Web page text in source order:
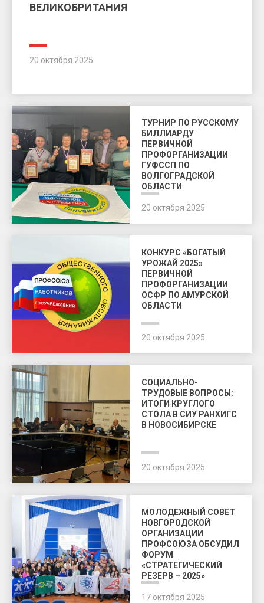
ВЕЛИКОБРИТАНИЯ
20 октября 2025
ТУРНИР ПО РУССКОМУ
БИЛЛИАРДУ
ПЕРВИЧНОЙ
ПРОФОРГАНИЗАЦИИ
ГУФССП ПО
ВОЛГОГРАДСКОЙ
ОБЛАСТИ
20 октября 2025
КОНКУРС «БОГАТЫЙ
УРОЖАЙ 2025»
ПЕРВИЧНОЙ
ПРОФОРГАНИЗАЦИИ
ОСФР ПО АМУРСКОЙ
ОБЛАСТИ
20 октября 2025
СОЦИАЛЬНО-
ТРУДОВЫЕ ВОПРОСЫ:
ИТОГИ КРУГЛОГО
СТОЛА В СИУ РАНХИГС
В НОВОСИБИРСКЕ
20 октября 2025
МОЛОДЕЖНЫЙ СОВЕТ
НОВГОРОДСКОЙ
ОРГАНИЗАЦИИ
ПРОФСОЮЗА ОБСУДИЛ
ФОРУМ
«СТРАТЕГИЧЕСКИЙ
РЕЗЕРВ – 2025»
17 октября 2025